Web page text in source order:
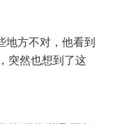
地方不对，他看到
突然也想到了这